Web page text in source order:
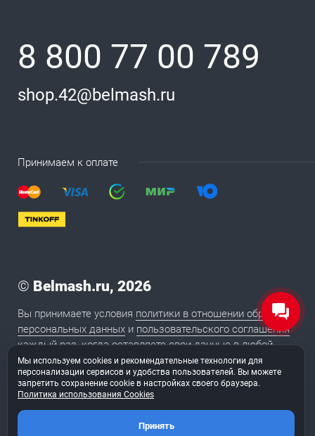
8 800 77 00 789
shop.42@belmash.ru
Принимаем к оплате
© Belmash.ru, 2026
Вы принимаете условия политики в отношении обработки
персональных данных и пользовательского соглашения
каждый раз, когда оставляете свои данные в любой
форме обратной связи на сайте BELMASH.RU
Сайт сделан в студии «ТуФингерс
Мы используем cookies и рекомендательные технологии для
персонализации сервисов и удобства пользователей. Вы можете
запретить сохранение cookie в настройках своего браузера.
Политика использования Cookies
Принять